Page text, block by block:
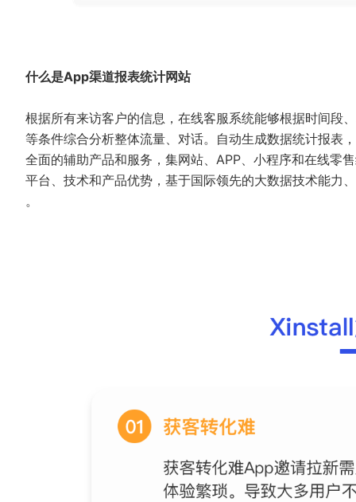
什么是App渠道报表统计网站
根据所有来访客户的信息，在线客服系统能够根据时间段
等条件综合分析整体流量、对话。自动生成数据统计报表
全面的辅助产品和服务，集网站、APP、小程序和在线零
平台、技术和产品优势，基于国际领先的大数据技术能力
。